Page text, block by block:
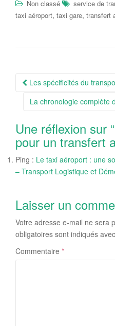
Non classé service de
taxi aéroport, taxi gare, transfert
Navigation
Article
Les spécificités du
La chronologie complète
Une réflexion sur “
pour un transfert
Ping : Le taxi aéroport : une
– Transport Logistique et
Laisser un
Votre adresse e-mail ne sera
obligatoires sont indiqués avec
Commentaire *